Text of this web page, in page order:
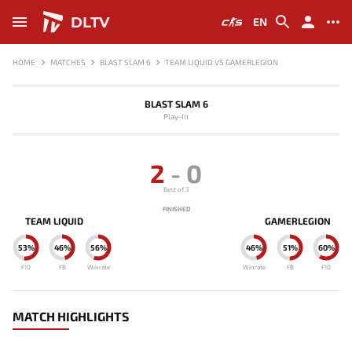
DLTV EN
HOME MATCHES BLAST SLAM 6 TEAM LIQUID VS GAMERLEGION
BLAST SLAM 6
Play-In
TEAM LIQUID
56%
Winrate
46%
FB
53%
F10
2 - 0
Best of 3
FINISHED
GAMERLEGION
46%
Winrate
51%
FB
60%
F10
MATCH HIGHLIGHTS